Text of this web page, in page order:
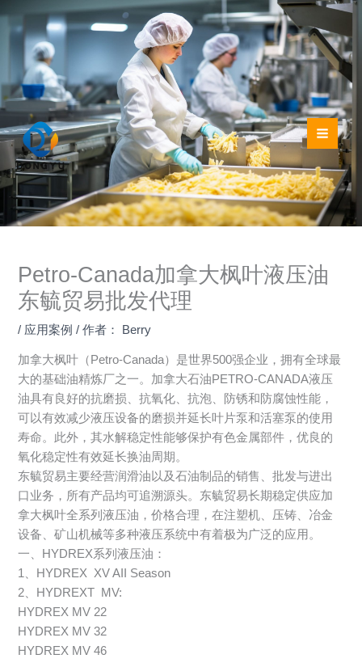
Petro-Canada加拿大枫叶液压油
东毓贸易批发代理
/ 应用案例 / 作者： Berry
加拿大枫叶（Petro-Canada）是世界500强企业，拥有全球最
大的基础油精炼厂之一。加拿大石油PETRO-CANADA液压
油具有良好的抗磨损、抗氧化、抗泡、防锈和防腐蚀性能，
可以有效减少液压设备的磨损并延长叶片泵和活塞泵的使用
寿命。此外，其水解稳定性能够保护有色金属部件，优良的
氧化稳定性有效延长换油周期。
东毓贸易主要经营润滑油以及石油制品的销售、批发与进出
口业务，所有产品均可追溯源头。东毓贸易长期稳定供应加
拿大枫叶全系列液压油，价格合理，在注塑机、压铸、冶金
设备、矿山机械等多种液压系统中有着极为广泛的应用。
一、HYDREX系列液压油：
1、HYDREX XV AII Season
2、HYDREXT MV:
HYDREX MV 22
HYDREX MV 32
HYDREX MV 46